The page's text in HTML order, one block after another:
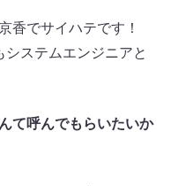
香でサイハテです！
ステムエンジニアと
て呼んでもらいたいか